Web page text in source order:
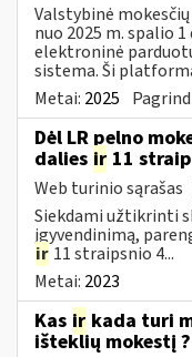
Valstybinė
nuo 2025 m. spalio
elektroninė
sistema. Ši
Metai: 2025
Dėl LR pelno
dalies ir 11
Web turinio sąrašas
Siekdami užtikrinti
įgyvendinimą,
ir 11 straipsnio 4...
Metai: 2023
Kas ir kada turi
išteklių mokestį ?